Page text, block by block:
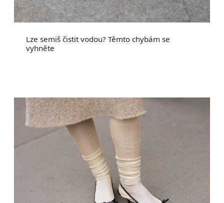
Lze semiš čistit vodou? Těmto chybám se
vyhněte